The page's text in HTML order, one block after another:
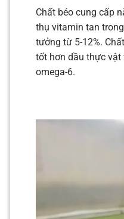
Chất béo cung cấp
thụ vitamin tan
tưởng từ 5-12%.
tốt hơn dầu thực vật
omega-6.